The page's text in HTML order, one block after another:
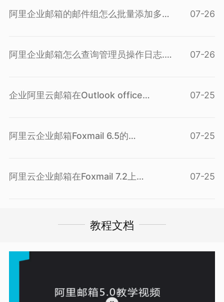
个...(查看问答)
阿里企业邮箱的邮件组怎么批量添加多
个...(查看问答)
07-26
阿里企业邮箱怎么查询管理员操作日志...(
查看问答 )
07-26
企业阿里云邮箱在Outlook office
2010...( 查看问答
07-25
阿里云企业邮箱Foxmail 6.5的
POP3/IMAP...(查看问答 )
07-25
阿里云企业邮箱在Foxmail 7.2上 07-25
教程文档